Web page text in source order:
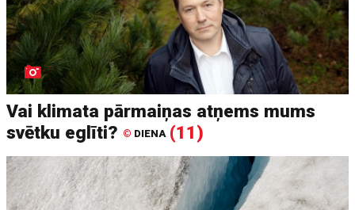
Vai klimata pārmaiņas atņems mums
svētku eglīti? © DIENA (11)